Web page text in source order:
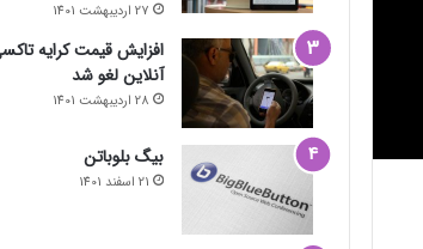
27 اردیبهشت 1401
افزایش قیمت کرایه
آنلاین لغو شد
28 اردیبهشت 1401
بیگ بلوباتن
21 اسفند 1401